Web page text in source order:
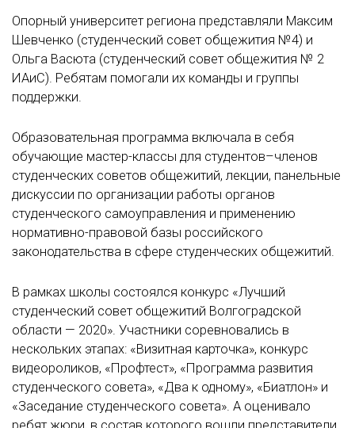
Опорный университет региона представляли Максим
Шевченко (студенческий совет общежития №4) и
Ольга Васюта (студенческий совет общежития № 2
ИАиС). Ребятам помогали их команды и группы
поддержки.
Образовательная программа включала в себя
обучающие мастер-классы для студентов–членов
студенческих советов общежитий, лекции, панельные
дискуссии по организации работы органов
студенческого самоуправления и применению
нормативно-правовой базы российского
законодательства в сфере студенческих общежитий.
В рамках школы состоялся конкурс «Лучший
студенческий совет общежитий Волгоградской
области — 2020». Участники соревновались в
нескольких этапах: «Визитная карточка», конкурс
видеороликов, «Профтест», «Программа развития
студенческого совета», «Два к одному», «Биатлон» и
«Заседание студенческого совета». А оценивало